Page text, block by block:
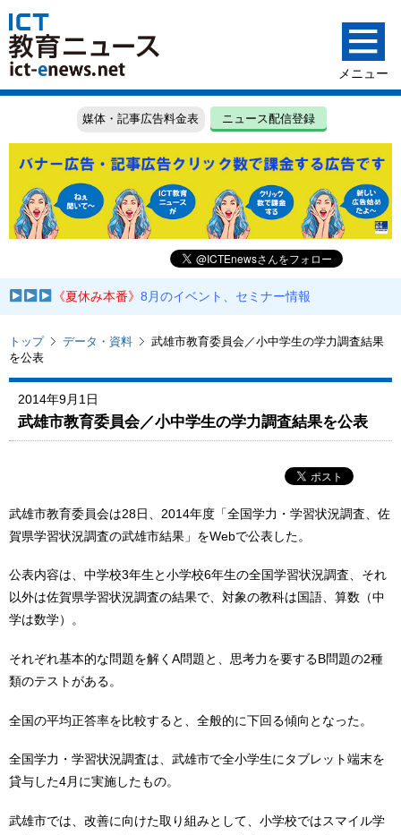
媒体・記事広告料金表 ニュース配信登録
《夏休み本番》8月のイベント、セミナー情報
トップ データ・資料
武雄市教育委員会／小中学生の学力調査結果
を公表
2014年9月1日
武雄市教育委員会／小中学生の学力調査結果を公表
武雄市教育委員会は28日、2014年度「全国学力・学習状況調査、佐
賀県学習状況調査の武雄市結果」をWebで公表した。
公表内容は、中学校3年生と小学校6年生の全国学習状況調査、それ
以外は佐賀県学習状況調査の結果で、対象の教科は国語、算数（中
学は数学）。
それぞれ基本的な問題を解くA問題と、思考力を要するB問題の2種
類のテストがある。
全国の平均正答率を比較すると、全般的に下回る傾向となった。
全国学力・学習状況調査は、武雄市で全小学生にタブレット端末を
貸与した4月に実施したもの。
武雄市では、改善に向けた取り組みとして、小学校ではスマイル学